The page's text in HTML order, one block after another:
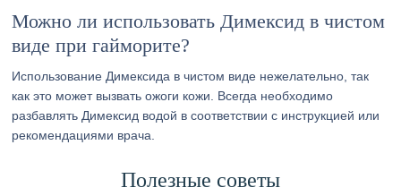
Можно ли использовать Димексид в чистом
виде при гайморите?
Использование Димексида в чистом виде нежелательно, так
как это может вызвать ожоги кожи. Всегда необходимо
разбавлять Димексид водой в соответствии с инструкцией или
рекомендациями врача.
Полезные советы